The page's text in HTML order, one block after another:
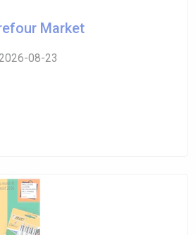
Market
08-23